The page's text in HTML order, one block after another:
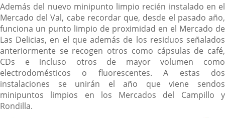
Además del nuevo minipunto limpio recién instalado en el
Mercado del Val, cabe recordar que, desde el pasado año,
funciona un punto limpio de proximidad en el Mercado de
Las Delicias, en el que además de los residuos señalados
anteriormente se recogen otros como cápsulas de café,
CDs e incluso otros de mayor volumen como
electrodomésticos o fluorescentes. A estas dos
instalaciones se unirán el año que viene sendos
minipuntos limpios en los Mercados del Campillo y
Rondilla.